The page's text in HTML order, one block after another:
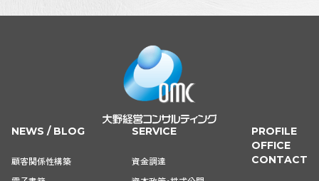
NEWS / BLOG
顧客関係性構築
SERVICE
資金調達
PROFILE
OFFICE
CONTACT